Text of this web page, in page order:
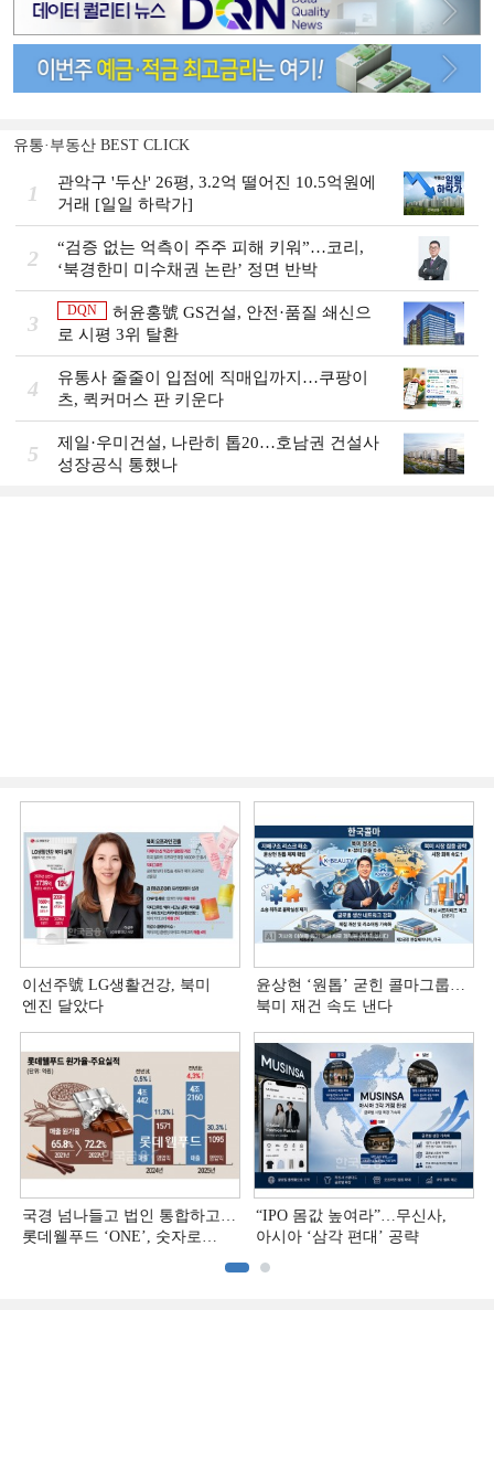
유통·부동산 BEST CLICK
1
관악구 '두산' 26평, 3.2억 떨어진 10.5억원에
거래 [일일 하락가]
2
“검증 없는 억측이 주주 피해 키워”…코리,
‘북경한미 미수채권 논란’ 정면 반박
3
DQN
허윤홍號 GS건설, 안전·품질 쇄신으
로 시평 3위 탈환
4
유통사 줄줄이 입점에 직매입까지…쿠팡이
츠, 퀵커머스 판 키운다
5
제일·우미건설, 나란히 톱20…호남권 건설사
성장공식 통했나
이선주號 LG생활건강, 북미
엔진 달았다
윤상현 ‘원톱ʼ 굳힌 콜마그룹…
북미 재건 속도 낸다
국경 넘나들고 법인 통합하고…
롯데웰푸드 ‘ONE’, 숫자로
“IPO 몸값 높여라”…무신사,
아시아 ‘삼각 편대’ 공략